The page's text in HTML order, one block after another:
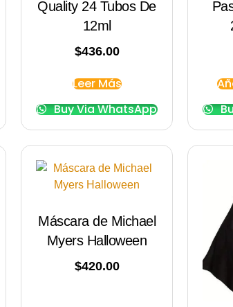
Quality 24 Tubos De
12ml
$436.00
Leer Más
Buy Via WhatsApp
Máscara de Michael
Myers Halloween
$420.00